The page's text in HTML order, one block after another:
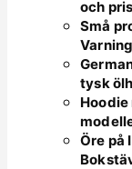
och
Små
tysk
Öre på